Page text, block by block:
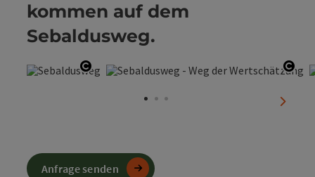
kommen auf dem
Sebaldusweg.
Copyright öffnen
Anfrage senden